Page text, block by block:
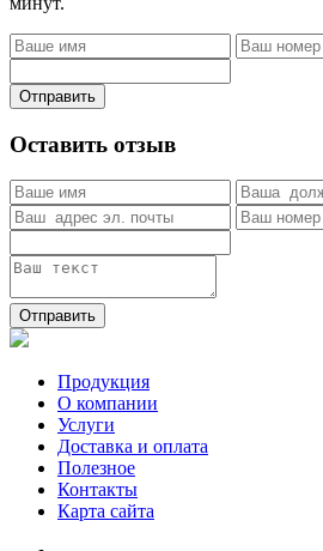
Отправить
Оставить отзыв
Отправить
Продукция
О компании
Услуги
Доставка и оплата
Полезное
Контакты
Карта сайта